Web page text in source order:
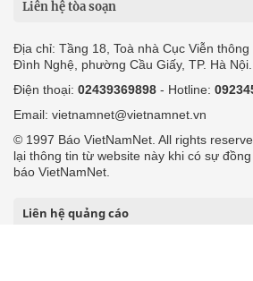
24h qua
Tuyến bài
Cơ quan chủ quản: Bộ Dân tộc và Tôn giáo
Tổng biên tập: Nguyễn Văn Bá